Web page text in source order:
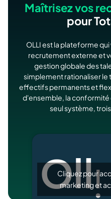
Maîtrisez vos
pour
OLLI est la plateforme
recrutement externe et
gestion globale des
simplement rationaliser le
effectifs permanents et
d'ensemble, la conformité
seul système,
Cliquez pour
marketing et